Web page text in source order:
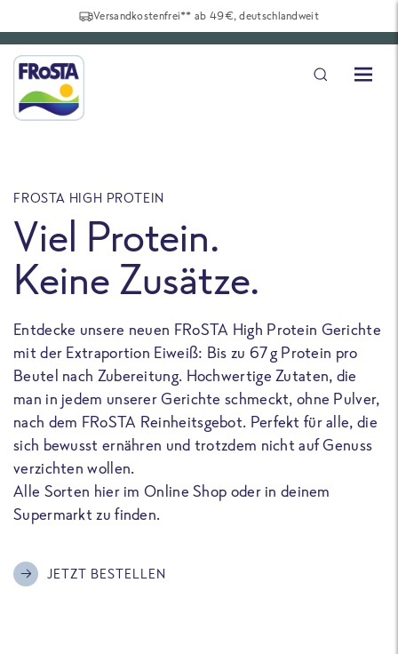
Versandkostenfrei** ab 49€, deutschlandweit
FROSTA HIGH PROTEIN
Viel Protein.
Keine Zusätze.
Entdecke unsere neuen FRoSTA High Protein Gerichte
mit der Extraportion Eiweiß: Bis zu 67 g Protein pro
Beutel nach Zubereitung. Hochwertige Zutaten, die
man in jedem unserer Gerichte schmeckt, ohne Pulver,
nach dem FRoSTA Reinheitsgebot. Perfekt für alle, die
sich bewusst ernähren und trotzdem nicht auf Genuss
verzichten wollen.
Alle Sorten hier im Online Shop oder in deinem
Supermarkt zu finden.
JETZT BESTELLEN